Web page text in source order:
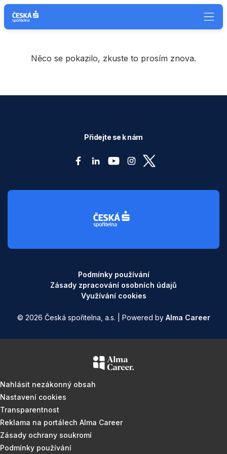
Něco se pokazilo, zkuste to prosím znova.
Přidejte se k nám
Podmínky používání
Zásady zpracování osobních údajů
Využívání cookies
© 2026 Česká spořitelna, a.s. | Powered by Alma Career
Nahlásit nezákonný obsah
Nastavení cookies
Transparentnost
Reklama na portálech Alma Career
Zásady ochrany soukromí
Podmínky používání